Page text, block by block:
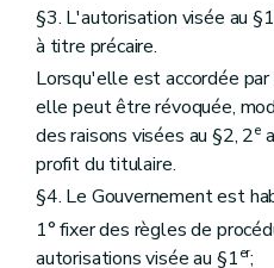
§3. L'autorisation visée au §1
à titre précaire.
Lorsqu'elle est accordée
elle peut être révoquée,
des raisons visées au §2, 2e
profit du titulaire.
§4. Le Gouvernement est
1° fixer des règles de
autorisations visée au §1er;